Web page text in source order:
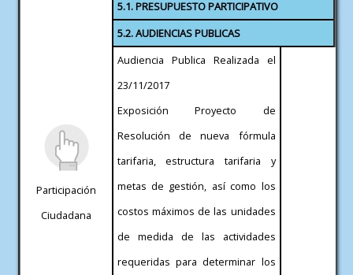
Participación
Ciudadana
5.1. PRESUPUESTO PARTICIPATIVO
5.2. AUDIENCIAS PUBLICAS
Audiencia Publica Realizada el
23/11/2017
Exposición Proyecto de
Resolución de nueva fórmula
tarifaria, estructura tarifaria y
metas de gestión, así como los
costos máximos de las unidades
de medida de las actividades
requeridas para determinar los